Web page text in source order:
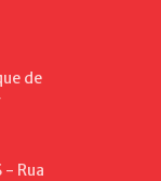
de
- Rua